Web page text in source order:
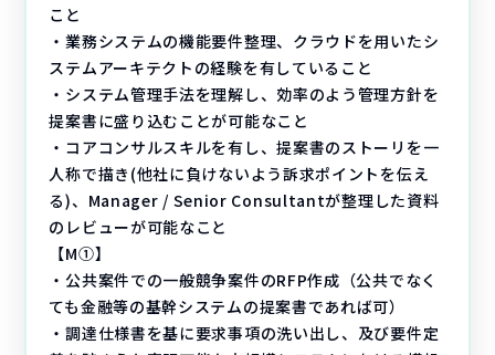
こと
・業務システムの機能要件整理、クラウドを用いたシ
ステムアーキテクトの経験を有していること
・システム管理手法を理解し、効率のよう管理方針を
提案書に盛り込むことが可能なこと
・コアコンサルスキルを有し、提案書のストーリを一
人称で描き(他社に負けないよう訴求ポイントを伝え
る)、Manager / Senior Consultantが整理した資料
のレビューが可能なこと
【M➀】
・公共案件での一般競争案件のRFP作成（公共でなく
ても金融等の基幹システムの提案書であれば可）
・調達仕様書を基に要求事項の洗い出し、及び要件定